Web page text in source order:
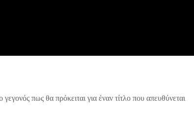
πως θα πρόκειται για έναν τίτλο που απευθύνεται